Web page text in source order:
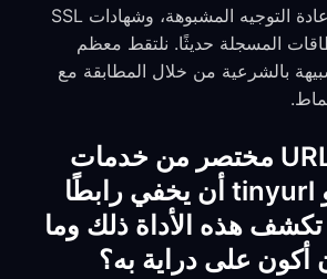
الضارة، وسلاسل إعادة التوجيه المشبوهة، وشهادات SSL
المسجلة حديثًا. نلتقط معظم
بالشرعية من خلال المطابقة مع
هل يمكن لـ URL مختصر من خدمات
أو tinyurl أن يخفي رابطًا
هذه الأداة ذلك وما
أكون على دراية به؟